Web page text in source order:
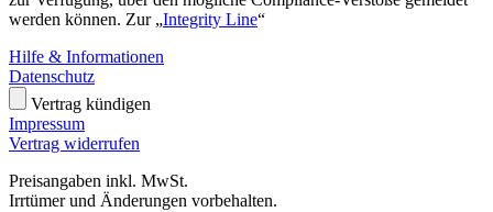
werden können. Zur „Integrity Line“
Hilfe & Informationen
Datenschutz
Vertrag kündigen
Impressum
Vertrag widerrufen
Preisangaben inkl. MwSt.
Irrtümer und Änderungen vorbehalten.